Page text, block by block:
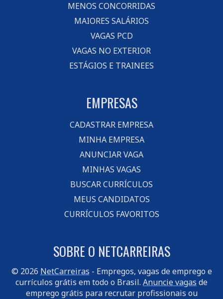
MENOS CONCORRIDAS
MAIORES SALÁRIOS
VAGAS PCD
VAGAS NO EXTERIOR
ESTÁGIOS E TRAINEES
EMPRESAS
CADASTRAR EMPRESA
MINHA EMPRESA
ANUNCIAR VAGA
MINHAS VAGAS
BUSCAR CURRÍCULOS
MEUS CANDIDATOS
CURRÍCULOS FAVORITOS
SOBRE O NETCARREIRAS
© 2026 NetCarreiras - Empregos, vagas de emprego e
currículos grátis em todo o Brasil. Anuncie vagas de
emprego grátis para recrutar profissionais ou